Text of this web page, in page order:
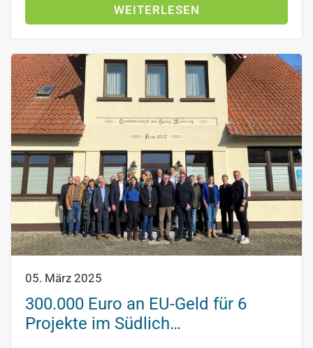
WEITERLESEN
05. März 2025
300.000 Euro an EU-Geld für 6
Projekte im Südlich…